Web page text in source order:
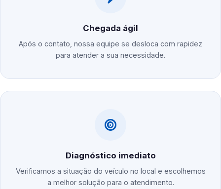
Chegada ágil
Após o contato, nossa equipe se desloca com rapidez
para atender a sua necessidade.
Diagnóstico imediato
Verificamos a situação do veículo no local e escolhemos
a melhor solução para o atendimento.